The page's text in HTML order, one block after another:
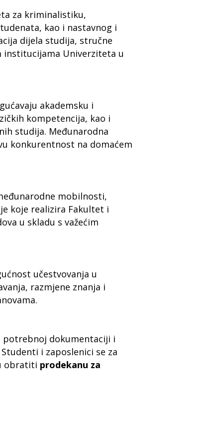
za kriminalistiku,
kao i nastavnog i
dijela studija, stručne
institucijama Univerziteta u
akademsku i
kompetencija, kao i
studija. Međunarodna
konkurentnost na domaćem
mobilnosti,
koje realizira Fakultet i
u skladu s važećim
učestvovanja u
razmjene znanja i
dokumentaciji i
i zaposlenici se za
obratiti prodekanu za